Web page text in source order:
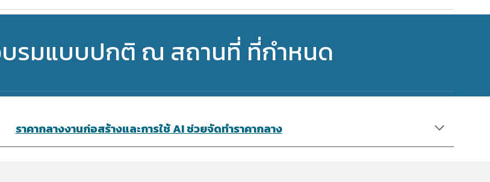
รมแบบปกติ ณ สถานที่ ที่กำหนด
ราคากลางงานก่อสร้างและการใช้ AI ช่วยจัดทำราคากลาง